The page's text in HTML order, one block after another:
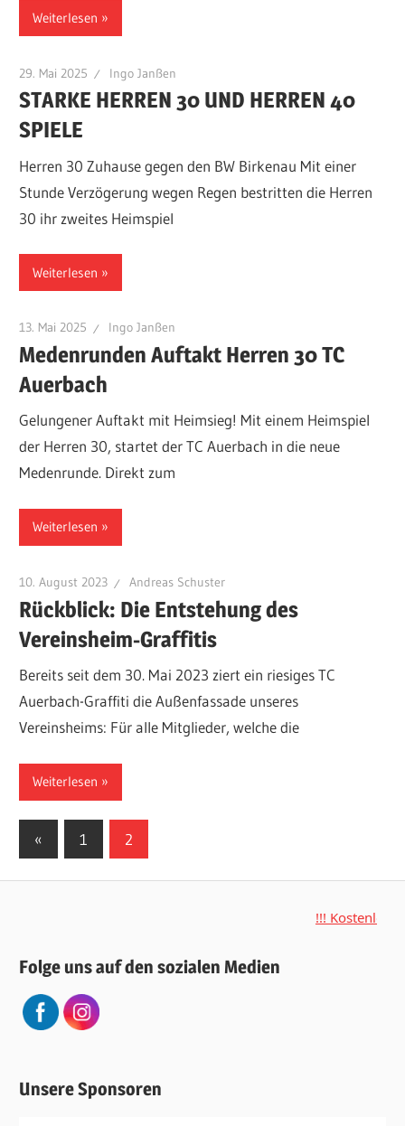
Weiterlesen
29. Mai 2025 Ingo Janßen
STARKE HERREN 30 UND HERREN 40
SPIELE
Herren 30 Zuhause gegen den BW Birkenau Mit einer
Stunde Verzögerung wegen Regen bestritten die Herren
30 ihr zweites Heimspiel
Weiterlesen
13. Mai 2025 Ingo Janßen
Medenrunden Auftakt Herren 30 TC
Auerbach
Gelungener Auftakt mit Heimsieg! Mit einem Heimspiel
der Herren 30, startet der TC Auerbach in die neue
Medenrunde. Direkt zum
Weiterlesen
10. August 2023 Andreas Schuster
Rückblick: Die Entstehung des
Vereinsheim-Graffitis
Bereits seit dem 30. Mai 2023 ziert ein riesiges TC
Auerbach-Graffiti die Außenfassade unseres
Vereinsheims: Für alle Mitglieder, welche die
Weiterlesen
Seitennummerierung
« Vorherige
Beiträge
1 2
!!! Kostenloses
Folge uns auf den sozialen Medien
Unsere Sponsoren